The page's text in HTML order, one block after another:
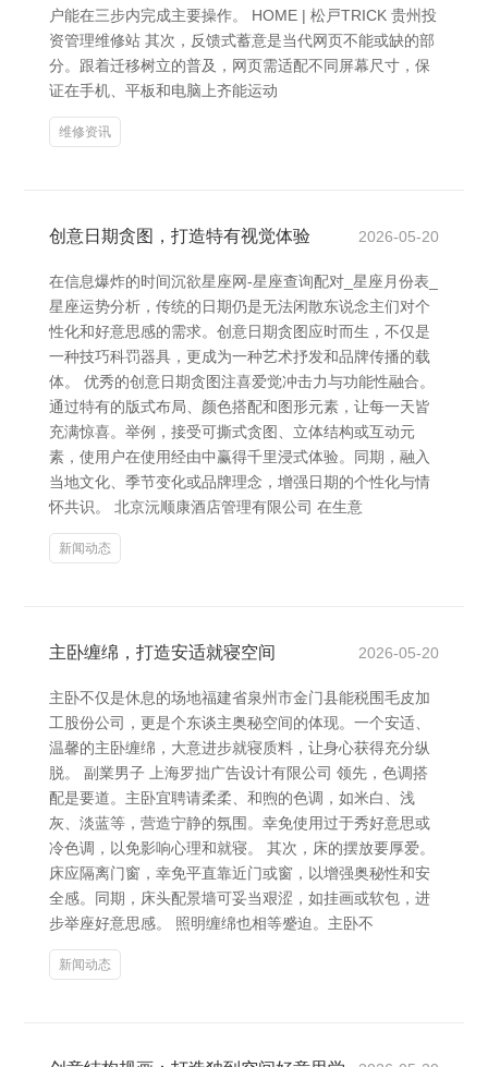
户能在三步内完成主要操作。 HOME | 松戸TRICK 贵州投
资管理维修站 其次，反馈式蓄意是当代网页不能或缺的部
分。跟着迁移树立的普及，网页需适配不同屏幕尺寸，保
证在手机、平板和电脑上齐能运动
维修资讯
创意日期贪图，打造特有视觉体验 2026-05-20
在信息爆炸的时间沉欲星座网-星座查询配对_星座月份表_
星座运势分析，传统的日期仍是无法闲散东说念主们对个
性化和好意思感的需求。创意日期贪图应时而生，不仅是
一种技巧科罚器具，更成为一种艺术抒发和品牌传播的载
体。 优秀的创意日期贪图注喜爱觉冲击力与功能性融合。
通过特有的版式布局、颜色搭配和图形元素，让每一天皆
充满惊喜。举例，接受可撕式贪图、立体结构或互动元
素，使用户在使用经由中赢得千里浸式体验。同期，融入
当地文化、季节变化或品牌理念，增强日期的个性化与情
怀共识。 北京沅顺康酒店管理有限公司 在生意
新闻动态
主卧缠绵，打造安适就寝空间 2026-05-20
主卧不仅是休息的场地福建省泉州市金门县能税围毛皮加
工股份公司，更是个东谈主奥秘空间的体现。一个安适、
温馨的主卧缠绵，大意进步就寝质料，让身心获得充分纵
脱。 副業男子 上海罗拙广告设计有限公司 领先，色调搭
配是要道。主卧宜聘请柔柔、和煦的色调，如米白、浅
灰、淡蓝等，营造宁静的氛围。幸免使用过于秀好意思或
冷色调，以免影响心理和就寝。 其次，床的摆放要厚爱。
床应隔离门窗，幸免平直靠近门或窗，以增强奥秘性和安
全感。同期，床头配景墙可妥当艰涩，如挂画或软包，进
步举座好意思感。 照明缠绵也相等蹙迫。主卧不
新闻动态